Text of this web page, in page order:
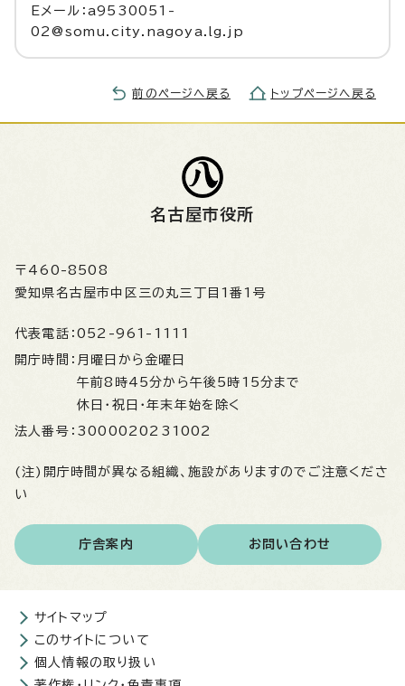
Eメール：a9530051-
02@somu.city.nagoya.lg.jp
前のページへ戻る トップページへ戻る
名古屋市役所
〒460-8508
愛知県名古屋市中区三の丸三丁目1番1号
代表電話： 052-961-1111
開庁時間： 月曜日から金曜日
午前8時45分から午後5時15分まで
休日・祝日・年末年始を除く
法人番号： 3000020231002
(注)開庁時間が異なる組織、施設がありますのでご注意くださ
い
庁舎案内 お問い合わせ
サイトマップ
このサイトについて
個人情報の取り扱い